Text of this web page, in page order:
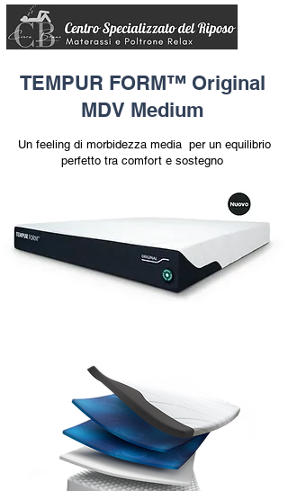
TEMPUR FORM™ Original
MDV Medium
Un feeling di morbidezza media per un equilibrio
perfetto tra comfort e sostegno